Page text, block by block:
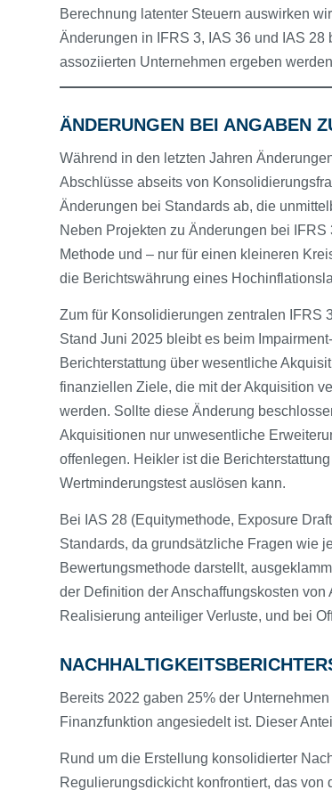
Berechnung latenter Steuern auswirken
Änderungen in IFRS 3, IAS 36 und IAS
assoziierten Unternehmen ergeben
ÄNDERUNGEN BEI ANGABEN
Während in den letzten Jahren
Abschlüsse abseits von
Änderungen bei Standards ab, die
Neben Projekten zu Änderungen bei
Methode und – nur für einen kleineren
die Berichtswährung eines
Zum für Konsolidierungen zentralen IFRS
Stand Juni 2025 bleibt es beim
Berichterstattung über wesentliche
finanziellen Ziele, die mit der Akquisition
werden. Sollte diese Änderung
Akquisitionen nur unwesentliche
offenlegen. Heikler ist die
Wertminderungstest auslösen kann.
Bei IAS 28 (Equitymethode, Exposure
Standards, da grundsätzliche Fragen wie
Bewertungsmethode darstellt,
der Definition der Anschaffungskosten
Realisierung anteiliger Verluste, und bei
Bereits 2022 gaben 25% der
Finanzfunktion angesiedelt ist. Dieser
Rund um die Erstellung konsolidierter
Regulierungsdickicht konfrontiert, das